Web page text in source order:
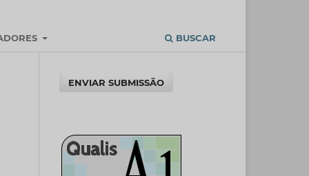
BUSCAR
ENVIAR SUBMISSÃO